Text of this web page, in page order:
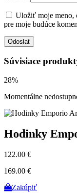
Uložiť moje meno,
pre moje budúce
Súvisiace
28%
Momentálne
Hodinky
122.00 €
169.00 €
Zakúpiť